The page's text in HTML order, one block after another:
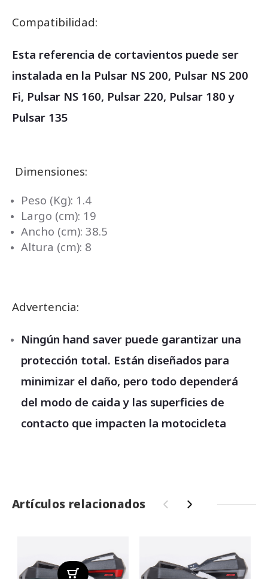
Compatibilidad:
Esta referencia de cortavientos puede ser
instalada en la Pulsar NS 200, Pulsar NS 200
Fi, Pulsar NS 160, Pulsar 220, Pulsar 180 y
Pulsar 135
Dimensiones:
Peso (Kg): 1.4
Largo (cm): 19
Ancho (cm): 38.5
Altura (cm): 8
Advertencia:
Ningún hand saver puede garantizar una
protección total. Están diseñados para
minimizar el daño, pero todo dependerá
del modo de caida y las superficies de
contacto que impacten la motocicleta
Artículos relacionados ‹ ›